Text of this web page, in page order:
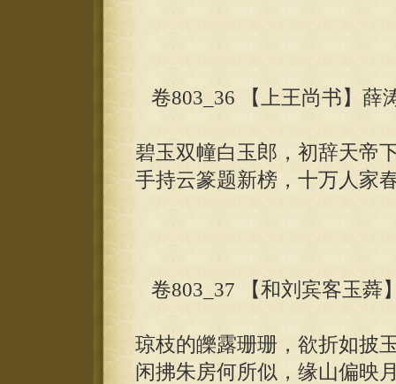
卷803_36 【上王尚书】薛
碧玉双幢白玉郎，初辞天帝
手持云篆题新榜，十万人家
卷803_37 【和刘宾客玉蕣
琼枝的皪露珊珊，欲折如披
闲拂朱房何所似，缘山偏映